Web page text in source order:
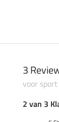
3
voor
2 van 3